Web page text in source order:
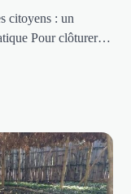
citoyens : un
Pour clôturer…